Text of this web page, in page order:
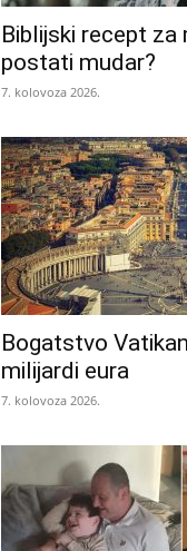
Biblijski recept za
postati mudar?
7. kolovoza 2026.
Bogatstvo
milijardi eura
7. kolovoza 2026.